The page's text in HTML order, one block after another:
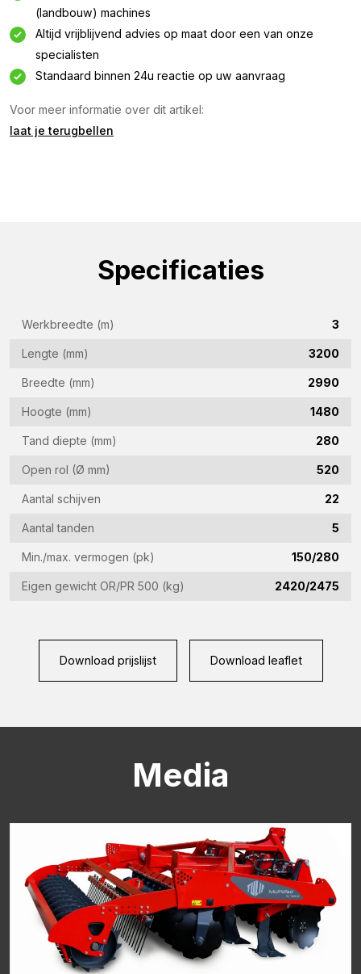
(landbouw) machines
Altijd vrijblijvend advies op maat door een van onze
specialisten
Standaard binnen 24u reactie op uw aanvraag
Voor meer informatie over dit artikel:
laat je terugbellen
Specificaties
Werkbreedte (m) 3
Lengte (mm) 3200
Breedte (mm) 2990
Hoogte (mm) 1480
Tand diepte (mm) 280
Open rol (Ø mm) 520
Aantal schijven 22
Aantal tanden 5
Min./max. vermogen (pk) 150/280
Eigen gewicht OR/PR 500 (kg) 2420/2475
Download prijslijst Download leaflet
Media
Informatie aanvragen
Bedrijfsnaam
E-
mailadres
Telefoon
(Vereist)
Land
CAPTCHA